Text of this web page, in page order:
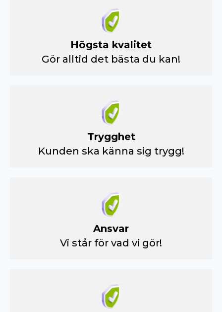
Högsta kvalitet
Gör alltid det bästa du kan!
Trygghet
Kunden ska känna sig trygg!
Ansvar
Vi står för vad vi gör!